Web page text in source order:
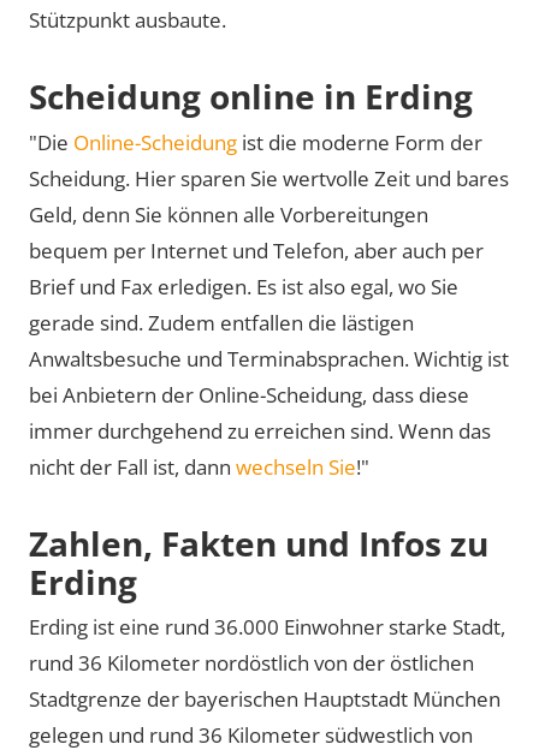
Stützpunkt ausbaute.
Scheidung online in Erding
"Die Online-Scheidung ist die moderne Form der
Scheidung. Hier sparen Sie wertvolle Zeit und bares
Geld, denn Sie können alle Vorbereitungen
bequem per Internet und Telefon, aber auch per
Brief und Fax erledigen. Es ist also egal, wo Sie
gerade sind. Zudem entfallen die lästigen
Anwaltsbesuche und Terminabsprachen. Wichtig ist
bei Anbietern der Online-Scheidung, dass diese
immer durchgehend zu erreichen sind. Wenn das
nicht der Fall ist, dann wechseln Sie!"
Zahlen, Fakten und Infos zu
Erding
Erding ist eine rund 36.000 Einwohner starke Stadt,
rund 36 Kilometer nordöstlich von der östlichen
Stadtgrenze der bayerischen Hauptstadt München
gelegen und rund 36 Kilometer südwestlich von